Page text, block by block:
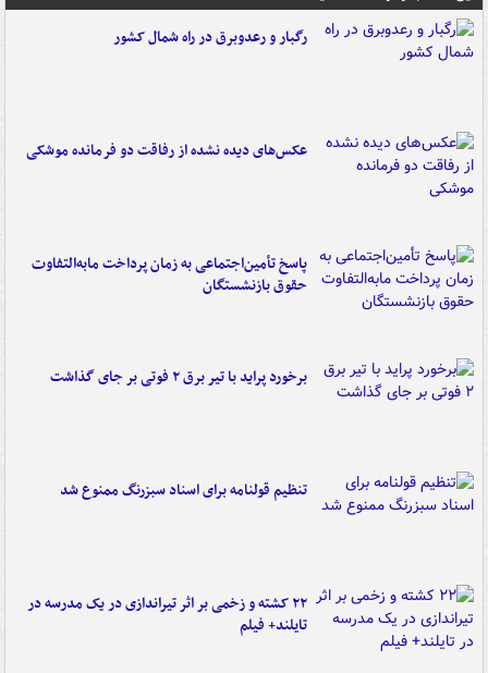
رگبار و رعدوبرق در راه شمال کشور
عکس‌های دیده نشده از رفاقت دو فرمانده‌ موشکی
پاسخ تأمین‌اجتماعی به زمان پرداخت مابه‌التفاوت
حقوق بازنشستگان
برخورد پراید با تیر برق ۲ فوتی بر جای گذاشت
تنظیم قولنامه برای اسناد سبزرنگ ممنوع شد
۲۲ کشته و زخمی بر اثر تیراندازی در یک مدرسه در
تایلند+ فیلم